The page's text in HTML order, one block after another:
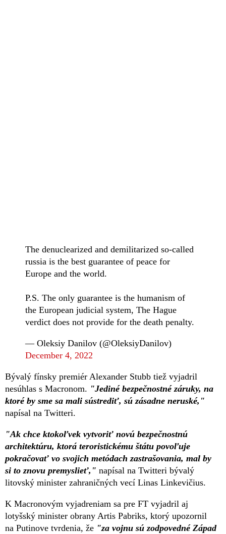
The denuclearized and demilitarized so-called
russia is the best guarantee of peace for
Europe and the world.
P.S. The only guarantee is the humanism of
the European judicial system, The Hague
verdict does not provide for the death penalty.
— Oleksiy Danilov (@OleksiyDanilov)
December 4, 2022
Bývalý fínsky premiér Alexander Stubb tiež vyjadril
nesúhlas s Macronom. "Jediné bezpečnostné záruky, na
ktoré by sme sa mali sústrediť, sú zásadne neruské,"
napísal na Twitteri.
"Ak chce ktokoľvek vytvoriť novú bezpečnostnú
architektúru, ktorá teroristickému štátu povoľuje
pokračovať vo svojich metódach zastrašovania, mal by
si to znovu premyslieť," napísal na Twitteri bývalý
litovský minister zahraničných vecí Linas Linkevičius.
K Macronovým vyjadreniam sa pre FT vyjadril aj
lotyšský minister obrany Artis Pabriks, ktorý upozornil
na Putinove tvrdenia, že "za vojnu sú zodpovedné Západ